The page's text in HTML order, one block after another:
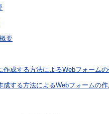
要
作成する方法によるWebフォーム
成する方法によるWebフォームの